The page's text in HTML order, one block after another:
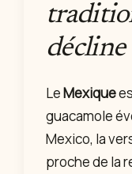
décline
LeMexique
guacamole
Mexico, la
proche de la